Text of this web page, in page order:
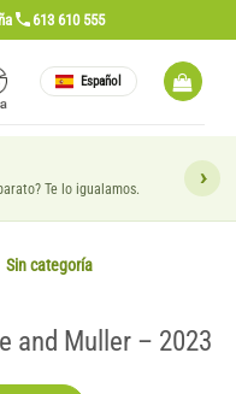
613 610 555
Español
Te lo igualamos.
Sin categoría
and Muller – 2023